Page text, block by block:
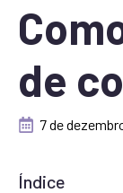
de
7 de
Índice